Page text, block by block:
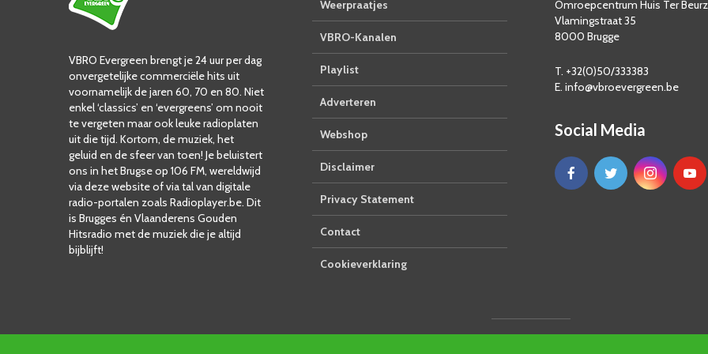
VBRO Evergreen brengt je 24 uur per dag
onvergetelijke commerciële hits uit
voornamelijk de jaren 60, 70 en 80. Niet
enkel ‘classics’ en ‘evergreens’ om nooit
te vergeten maar ook leuke radioplaten
uit die tijd. Kortom, de muziek, het
geluid en de sfeer van toen! Je beluistert
ons in het Brugse op 106 FM, wereldwijd
via deze website of via tal van digitale
radio-portalen zoals Radioplayer.be. Dit
is Brugges én Vlaanderens Gouden
Hitsradio met de muziek die je altijd
bijblijft!
Weerpraatjes
VBRO-Kanalen
Playlist
Adverteren
Webshop
Disclaimer
Privacy Statement
Contact
Cookieverklaring
Omroepcentrum Huis Ter
Vlamingstraat 35
8000 Brugge
T. +32(0)50/333383
E. info@vbroevergreen.be
Social Media